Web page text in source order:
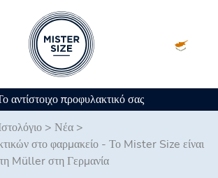
Σε 7 μεγέθη προφυλακτικού
> Νέα >
στο φαρμακείο - Το Mister Size είναι
Müller στη Γερμανία